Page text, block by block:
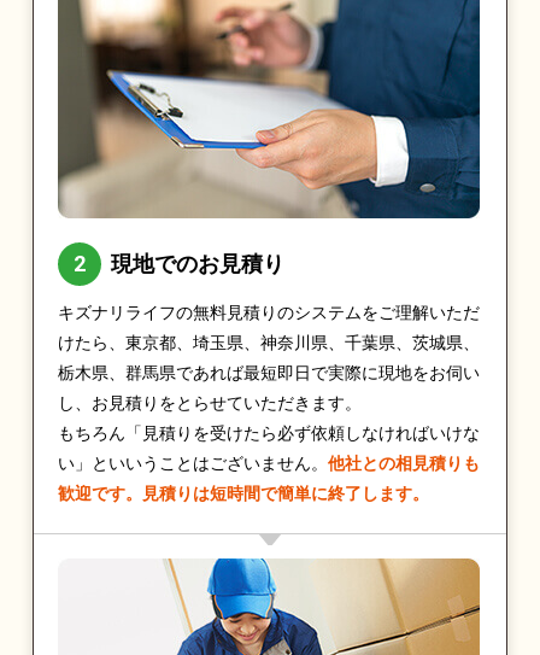
現地でのお見積り
キズナリライフの無料見積りのシステムをご理解いただ
けたら、東京都、埼玉県、神奈川県、千葉県、茨城県、
栃木県、群馬県であれば最短即日で実際に現地をお伺い
し、お見積りをとらせていただきます。
もちろん「見積りを受けたら必ず依頼しなければいけな
い」といいうことはございません。 他社との相見積りも
歓迎です。見積りは短時間で簡単に終了します。